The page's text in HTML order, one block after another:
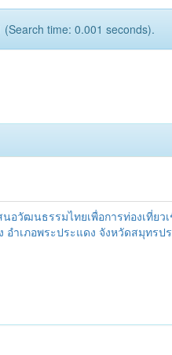
(Search time: 0.001 seconds).
นอวัฒนธรรมไทยเพื่อการท่องเที่ย
อำเภอพระประแดง จังหวัดสมุทรป